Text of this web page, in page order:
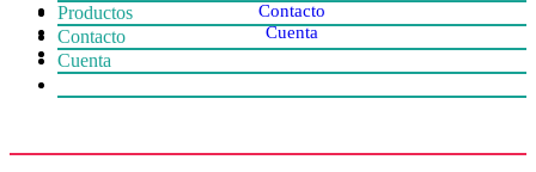
Contacto
Cuenta
Productos
Contacto
Cuenta